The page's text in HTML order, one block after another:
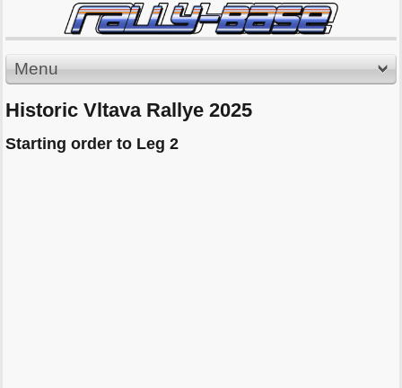
Menu
Historic Vltava Rallye 2025
Starting order to Leg 2